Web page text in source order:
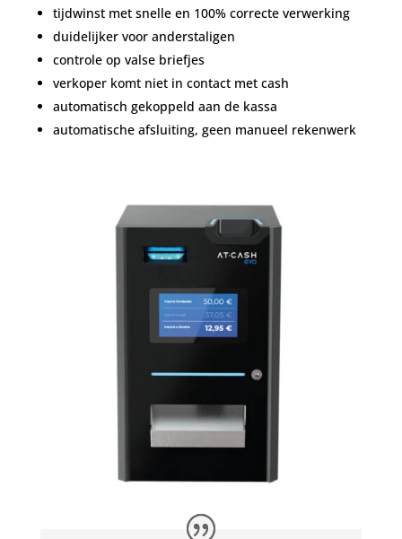
tijdwinst met snelle en 100% correcte verwerking
duidelijker voor anderstaligen
controle op valse briefjes
verkoper komt niet in contact met cash
automatisch gekoppeld aan de kassa
automatische afsluiting, geen manueel rekenwerk